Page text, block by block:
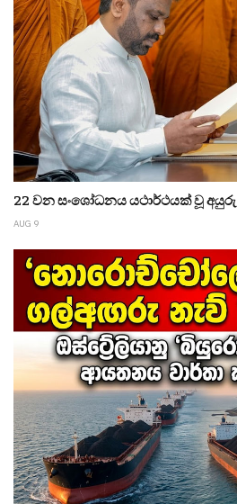
22 වන සංශෝධනය යථාර්ථයක් වූ අයුරු
AUG 9